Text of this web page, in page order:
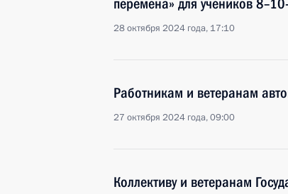
перемена» для учеников
28 октября 2024 года, 17:10
Работникам и ветеранам
27 октября 2024 года, 09:00
Коллективу и ветеранам